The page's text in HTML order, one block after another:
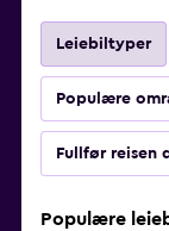
Leiebiltyper
Populære
Fullfør reisen
Populære